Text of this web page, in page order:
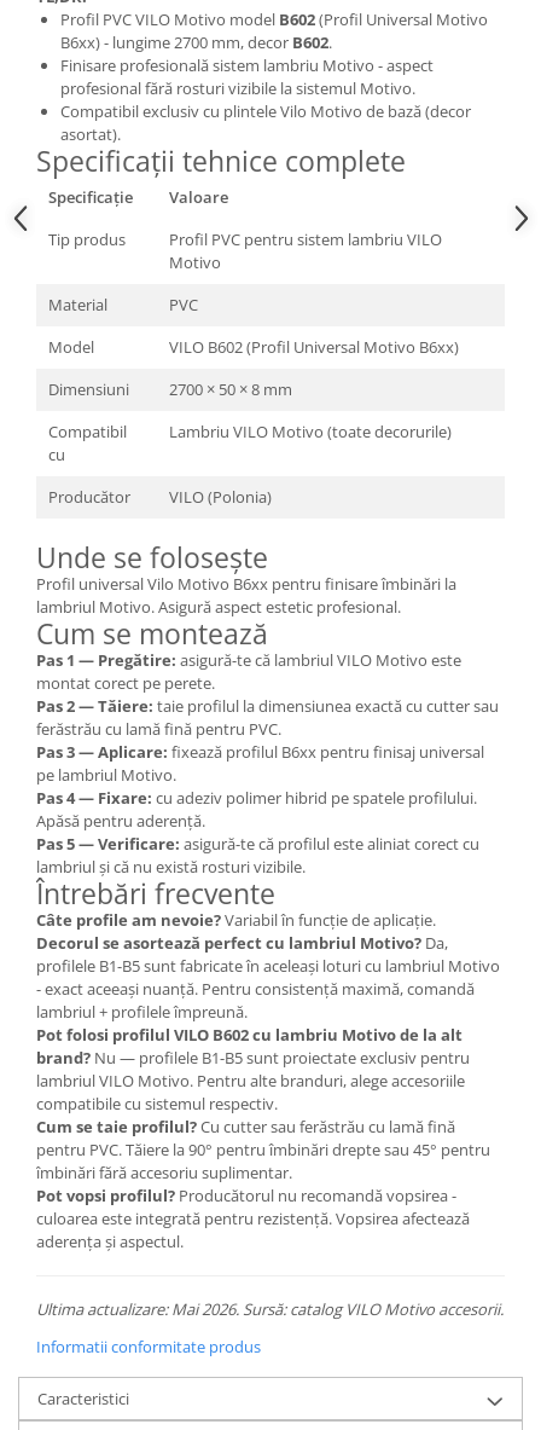
Profil PVC VILO Motivo model B602(Profil Universal Motivo
B6xx) - lungime 2700 mm, decor B602.
Finisare profesională sistem lambriu Motivo - aspect
profesional fără rosturi vizibile la sistemul Motivo.
Compatibil exclusiv cu plintele Vilo Motivo de bază (decor
asortat).
Specificații tehnice complete
Specificație
Valoare
Tip produs
Profil PVC pentru sistem lambriu VILO
Motivo
Material
PVC
Model
VILO B602 (Profil Universal Motivo B6xx)
Dimensiuni
2700 × 50 × 8 mm
Compatibil
cu
Lambriu VILO Motivo (toate decorurile)
Producător VILO (Polonia)
Unde se folosește
Profil universal Vilo Motivo B6xx pentru finisare îmbinări la
lambriul Motivo. Asigură aspect estetic profesional.
Cum se montează
Pas 1 — Pregătire: asigură-te că lambriul VILO Motivo este
montat corect pe perete.
Pas 2 — Tăiere: taie profilul la dimensiunea exactă cu cutter sau
ferăstrău cu lamă fină pentru PVC.
Pas 3 — Aplicare: fixează profilul B6xx pentru finisaj universal
pe lambriul Motivo.
Pas 4 — Fixare: cu adeziv polimer hibrid pe spatele profilului.
Apăsă pentru aderență.
Pas 5 — Verificare: asigură-te că profilul este aliniat corect cu
lambriul și că nu există rosturi vizibile.
Întrebări frecvente
Câte profile am nevoie?Variabil în funcție de aplicație.
Decorul se asortează perfect cu lambriul Motivo? Da,
profilele B1-B5 sunt fabricate în aceleași loturi cu lambriul Motivo
- exact aceeași nuanță. Pentru consistență maximă, comandă
lambriul + profilele împreună.
Pot folosi profilul VILO B602 cu lambriu Motivo de la alt
brand? Nu — profilele B1-B5 sunt proiectate exclusiv pentru
lambriul VILO Motivo. Pentru alte branduri, alege accesoriile
compatibile cu sistemul respectiv.
Cum se taie profilul?Cu cutter sau ferăstrău cu lamă fină
pentru PVC. Tăiere la 90° pentru îmbinări drepte sau 45° pentru
îmbinări fără accesoriu suplimentar.
Pot vopsi profilul? Producătorul nu recomandă vopsirea -
culoarea este integrată pentru rezistență. Vopsirea afectează
aderența și aspectul.
Ultima actualizare: Mai 2026. Sursă: catalog VILO Motivo accesorii.
Informatii conformitate produs
Caracteristici